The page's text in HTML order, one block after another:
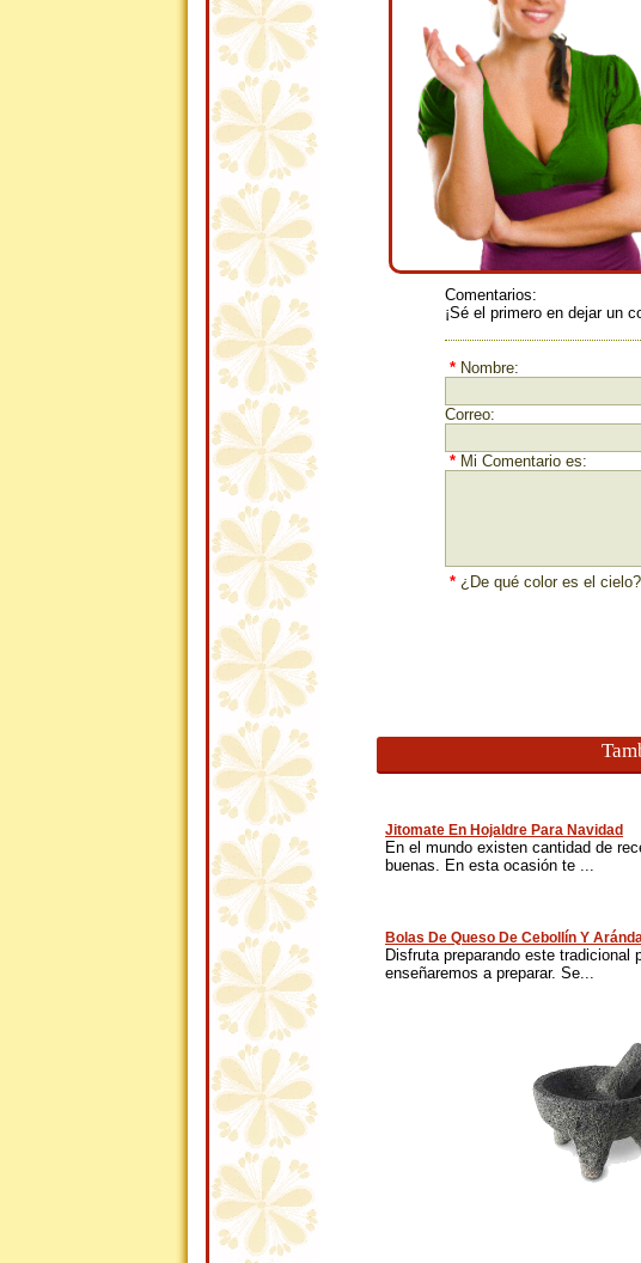
Comentarios:
¡Sé el primero en dejar un
* Nombre:
Correo:
* Mi Comentario es:
* ¿De qué color es el cielo?
Jitomate En Hojaldre Para Navidad
En el mundo existen cantidad de
buenas. En esta ocasión te ...
Bolas De Queso De Cebollín Y
Disfruta preparando este tradicional
enseñaremos a preparar. Se...